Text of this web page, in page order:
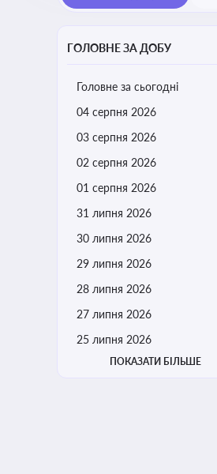
ГОЛОВНЕ ЗА ДОБУ
Головне за сьогодні
04 серпня 2026
03 серпня 2026
02 серпня 2026
01 серпня 2026
31 липня 2026
30 липня 2026
29 липня 2026
28 липня 2026
27 липня 2026
25 липня 2026
ПОКАЗАТИ БІЛЬШЕ